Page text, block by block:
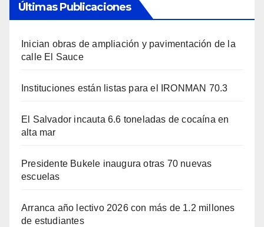
Últimas Publicaciones
Inician obras de ampliación y pavimentación de la
calle El Sauce
Instituciones están listas para el IRONMAN 70.3
El Salvador incauta 6.6 toneladas de cocaína en
alta mar
Presidente Bukele inaugura otras 70 nuevas
escuelas
Arranca año lectivo 2026 con más de 1.2 millones
de estudiantes